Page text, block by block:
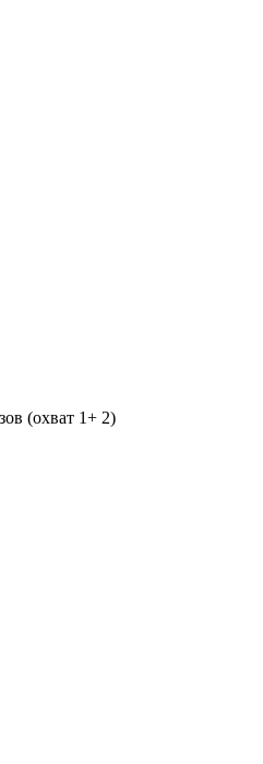
(охват 1+ 2)